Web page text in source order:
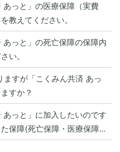
あっと」の医療保障（実費
教えてください。
あっと」の死亡保障の保障内
い。
ますが「こくみん共済 あっ
すか？
あっと」に加入したいのです
保障(死亡保障・医療保障)
てください。